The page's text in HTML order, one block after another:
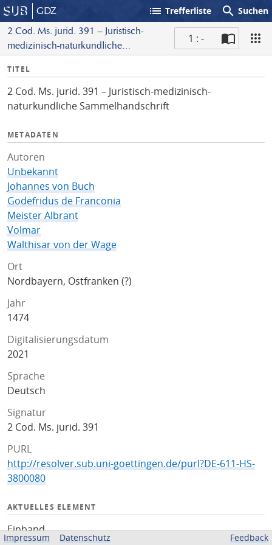
GDZ list Trefferliste search Suchen
2 Cod. Ms. jurid. 391 – Juristisch-
medizinisch-naturkundliche
1 : -
I
f
o
TITEL
2 Cod. Ms. jurid. 391 – Juristisch-medizinisch-
naturkundliche Sammelhandschrift
METADATEN
Autoren
Unbekannt
Johannes von Buch
Godefridus de Franconia
Meister Albrant
Volmar
Walthisar von der Wage
Ort
Nordbayern, Ostfranken (?)
Jahr
1474
Digitalisierungsdatum
2021
Sprache
Deutsch
Signatur
2 Cod. Ms. jurid. 391
PURL
http://resolver.sub.uni-goettingen.de/purl?DE-611-HS-
3800080
AKTUELLES ELEMENT
Einband
Impressum Datenschutz Feedback